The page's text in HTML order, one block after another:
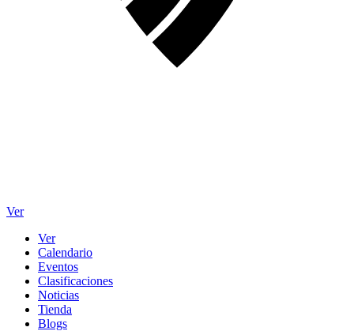
Ver
Ver
Calendario
Eventos
Clasificaciones
Noticias
Tienda
Blogs